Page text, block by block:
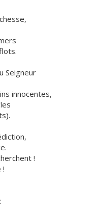
Seigneur
ins innocentes,
!
!